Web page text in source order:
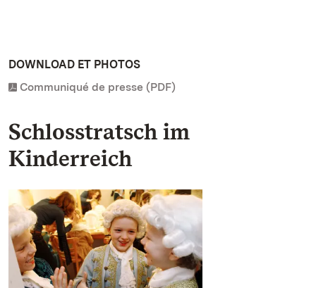
DOWNLOAD ET PHOTOS
Communiqué de presse (PDF)
Schlosstratsch im
Kinderreich